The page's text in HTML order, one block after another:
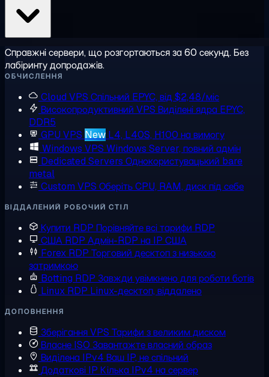
Справжні сервери, що розгортаються за 60 секунд. Без
лабіринту допродажів.
ОБЧИСЛЕННЯ
Cloud VPS Спільний EPYC, від $2,48/міс
Високопродуктивний VPS Виділені ядра EPYC,
DDR5
GPU VPS New L4, L40S, H100 на вимогу
Windows VPS Windows Server, повний адмін
Dedicated Servers Однокористувацький bare
metal
Custom VPS Оберіть CPU, RAM, диск під себе
ВІДДАЛЕНИЙ РОБОЧИЙ СТІЛ
Купити RDP Порівняйте всі тарифи RDP
США RDP Адмін-RDP на IP США
Forex RDP Торговий десктоп з низькою
затримкою
Botting RDP Завжди увімкнено для роботи ботів
Linux RDP Linux-десктоп, віддалено
ДОПОВНЕННЯ
Зберігання VPS Тарифи з великим диском
Власне ISO Завантажте власний образ
Виділена IPv4 Ваш IP, не спільний
Додаткові IP Кілька IPv4 на сервер